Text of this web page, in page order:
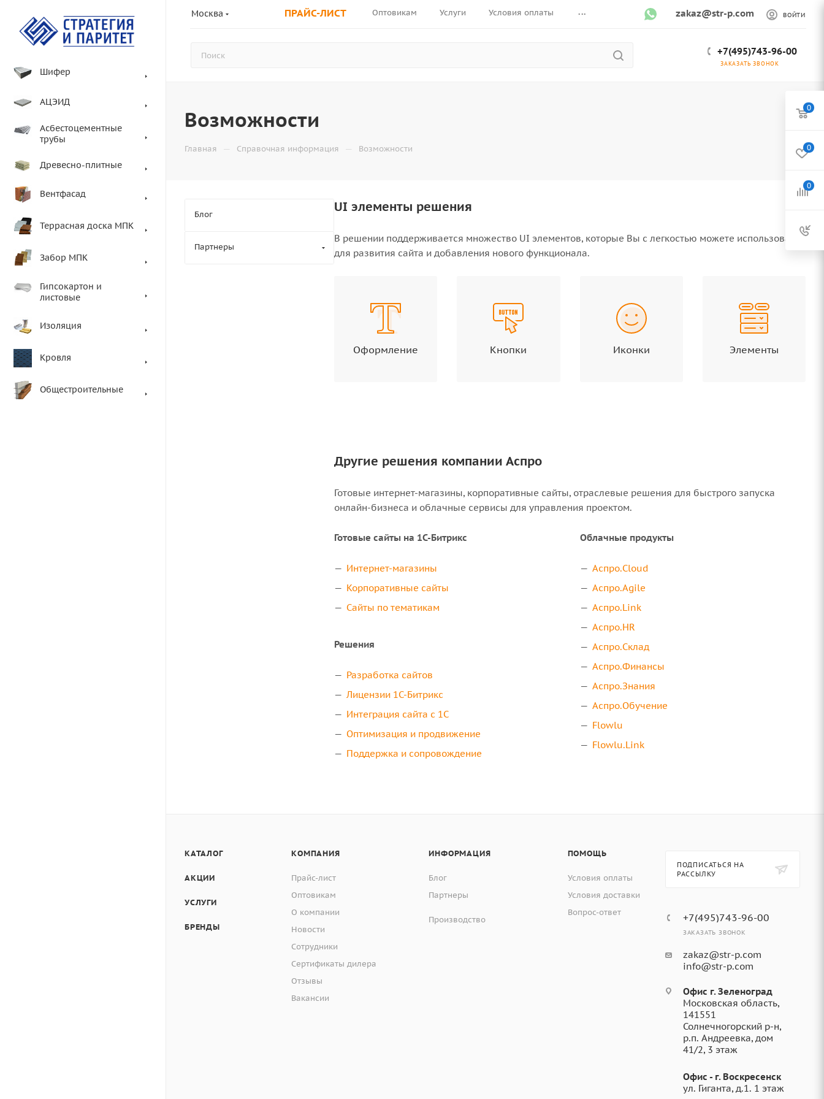
Москва ПРАЙС-ЛИСТ Оптовикам Услуги Условия оплаты ... zakaz@str-p.com ВОЙТИ
+7(495)743-96-00
ЗАКАЗАТЬ ЗВОНОК
Шифер
АЦЭИД
Асбестоцементные
трубы
Древесно-плитные
Вентфасад
Террасная доска МПК
Забор МПК
Гипсокартон и
листовые
Изоляция
Кровля
Общестроительные
Возможности
Главная — Справочная информация — Возможности
UI элементы решения
В решении поддерживается множество UI элементов, которые Вы с легкостью можете использовать
для развития сайта и добавления нового функционала.
Оформление Кнопки Иконки Элементы
Другие решения компании Аспро
Готовые интернет-магазины, корпоративные сайты, отраслевые решения для быстрого запуска
онлайн-бизнеса и облачные сервисы для управления проектом.
Готовые сайты на 1С-Битрикс
Интернет-магазины
Корпоративные сайты
Сайты по тематикам
Решения
Разработка сайтов
Лицензии 1С-Битрикс
Интеграция сайта с 1С
Оптимизация и продвижение
Поддержка и сопровождение
Облачные продукты
Аспро.Cloud
Аспро.Agile
Аспро.Link
Аспро.HR
Аспро.Склад
Аспро.Финансы
Аспро.Знания
Аспро.Обучение
Flowlu
Flowlu.Link
Блог
Партнеры
КАТАЛОГ
АКЦИИ
УСЛУГИ
БРЕНДЫ
КОМПАНИЯ
Прайс-лист
Оптовикам
О компании
Новости
Сотрудники
Сертификаты дилера
Отзывы
Вакансии
ИНФОРМАЦИЯ
Блог
Партнеры
Производство
ПОМОЩЬ
Условия оплаты
Условия доставки
Вопрос-ответ
ПОДПИСАТЬСЯ НА
РАССЫЛКУ
+7(495)743-96-00
ЗАКАЗАТЬ ЗВОНОК
zakaz@str-p.com
info@str-p.com
Офис г. Зеленоград
Московская область,
141551
Солнечногорский р-н,
р.п. Андреевка, дом
41/2, 3 этаж
Офис - г. Воскресенск
ул. Гиганта, д.1. 1 этаж
0
0
0